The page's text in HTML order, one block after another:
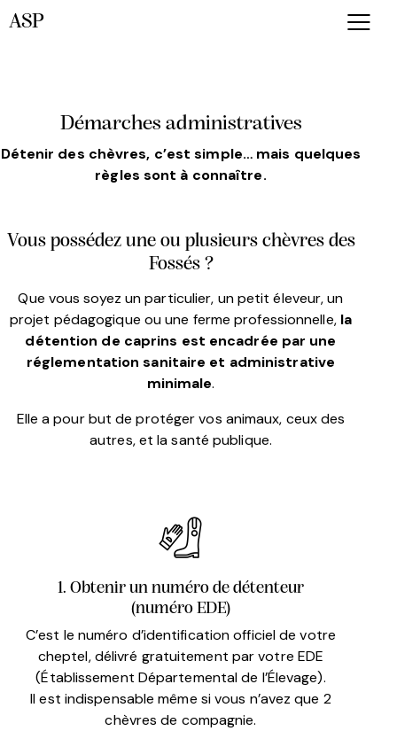
ASP
Démarches administratives
Détenir des chèvres, c’est simple… mais quelques
règles sont à connaître.
Vous possédez une ou plusieurs chèvres des
Fossés ?
Que vous soyez un particulier, un petit éleveur, un
projet pédagogique ou une ferme professionnelle, la
détention de caprins est encadrée par une
réglementation sanitaire et administrative
minimale.
Elle a pour but de protéger vos animaux, ceux des
autres, et la santé publique.
1. Obtenir un numéro de détenteur
(numéro EDE)
C’est le numéro d’identification officiel de votre
cheptel, délivré gratuitement par votre EDE
(Établissement Départemental de l’Élevage).
Il est indispensable même si vous n’avez que 2
chèvres de compagnie.